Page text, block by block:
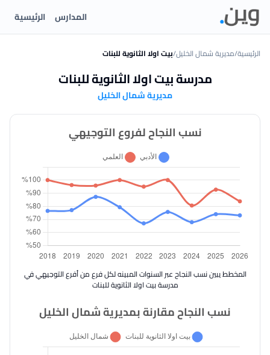
المدارس الرئيسية
الرئيسية/مديرية شمال الخليل/بيت اولا الثانوية للبنات
مدرسة بيت اولا الثانوية للبنات
مديرية شمال الخليل
نسب النجاح لفروع التوجيهي
المخطط يبين نسب النجاح عبر السنوات المبينه لكل فرع من أفرع التوجيهي في
مدرسة بيت اولا الثانوية للبنات
نسب النجاح مقارنة بمديرية شمال الخليل